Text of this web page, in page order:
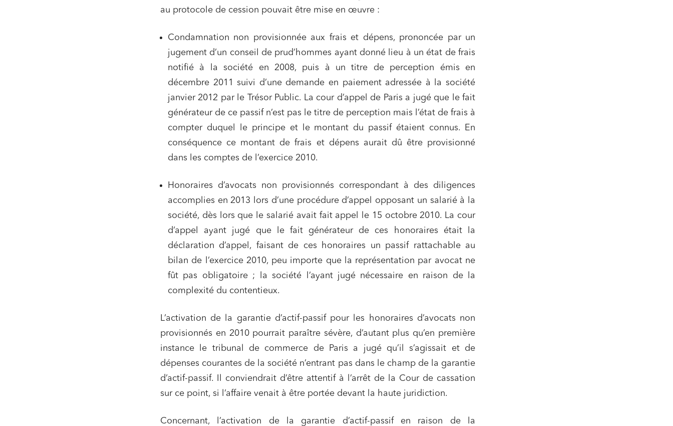
au protocole de cession pouvait être mise en œuvre :
Condamnation non provisionnée aux frais et dépens, prononcée par un
jugement d’un conseil de prud’hommes ayant donné lieu à un état de frais
notifié à la société en 2008, puis à un titre de perception émis en
décembre 2011 suivi d’une demande en paiement adressée à la société
janvier 2012 par le Trésor Public. La cour d’appel de Paris a jugé que le fait
générateur de ce passif n’est pas le titre de perception mais l’état de frais à
compter duquel le principe et le montant du passif étaient connus. En
conséquence ce montant de frais et dépens aurait dû être provisionné
dans les comptes de l’exercice 2010.
Honoraires d’avocats non provisionnés correspondant à des diligences
accomplies en 2013 lors d’une procédure d’appel opposant un salarié à la
société, dès lors que le salarié avait fait appel le 15 octobre 2010. La cour
d’appel ayant jugé que le fait générateur de ces honoraires était la
déclaration d’appel, faisant de ces honoraires un passif rattachable au
bilan de l’exercice 2010, peu importe que la représentation par avocat ne
fût pas obligatoire ; la société l’ayant jugé nécessaire en raison de la
complexité du contentieux.
L’activation de la garantie d’actif-passif pour les honoraires d’avocats non
provisionnés en 2010 pourrait paraître sévère, d’autant plus qu’en première
instance le tribunal de commerce de Paris a jugé qu’il s’agissait et de
dépenses courantes de la société n’entrant pas dans le champ de la garantie
d’actif-passif. Il conviendrait d’être attentif à l’arrêt de la Cour de cassation
sur ce point, si l’affaire venait à être portée devant la haute juridiction.
Concernant, l’activation de la garantie d’actif-passif en raison de la
Relations commerciales et contrats
Associations et acteurs de l’économie
sociale et solidaire
Entreprises du numérique Établissements financiers
Mobilité et transport Règlement des litiges
Droit du numérique, données et
Services publics et collectivités Commande publique
Projets immobiliers Environnement
Urbanisme et aménagement Banque finance et assurance
Droit des sociétés et Fusions-
Acquisitions
J'ai lu et j'accepte lapolitique de confidentialité